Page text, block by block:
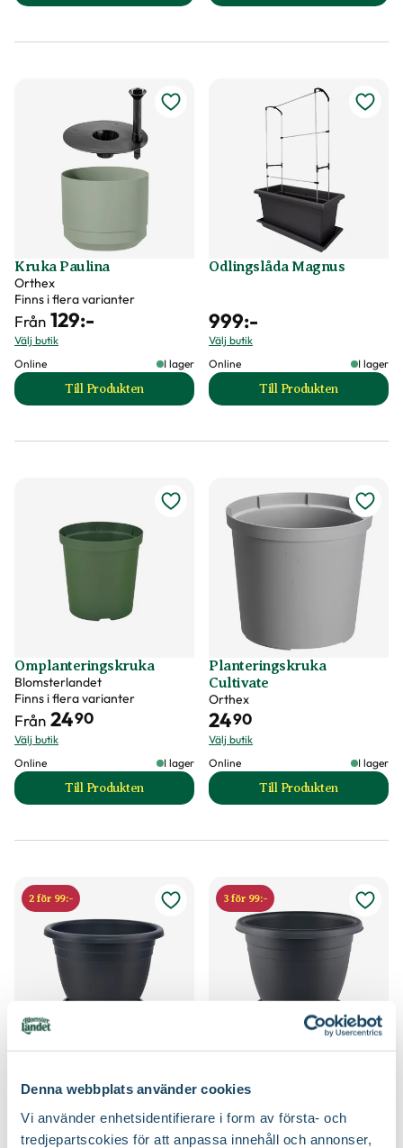
Denna webbplats använder cookies
Vi använder enhetsidentifierare i form av första- och
tredjepartscokies för att anpassa innehåll och annonser,
Kruka Paulina
Orthex
Finns i flera varianter
Från 129:-
Välj butik
Online
I lager
Till Produkten
till Kruka Paulina produktsida
Odlingslåda Magnus
999:-
Välj butik
Online
I lager
Till Produkten
till Odlingslåda
Omplanteringskruka
Blomsterlandet
Finns i flera varianter
Från 2490
Välj butik
Online
I lager
Till Produkten
till Omplanteringskruka produktsida
Planteringskruka
Cultivate
Orthex
2490
Välj butik
Online
I lager
Till Produkten
till
2 för 99:-
Blomsterlandet
Finns i flera varianter
69 90
Välj butik
3 för 99:-
Blomsterlandet
Finns i flera varianter
Från 4990
Välj butik